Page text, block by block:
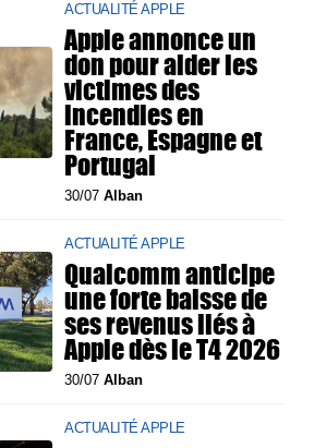
ACTUALITÉ APPLE
Apple annonce un
don pour aider les
victimes des
incendies en
France, Espagne et
Portugal
30/07Alban
ACTUALITÉ APPLE
Qualcomm anticipe
une forte baisse de
ses revenus liés à
Apple dès le T4 2026
30/07Alban
ACTUALITÉ APPLE